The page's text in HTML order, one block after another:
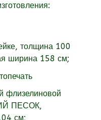
толщина 100
ширина 158 см;
флизелиновой
ПЕСОК,
см;